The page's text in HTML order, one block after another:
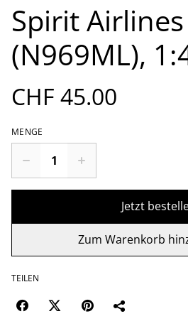
Spirit
(N969ML),
CHF 45.00
MENGE
Jetzt
Zum Warenkorb
TEILEN